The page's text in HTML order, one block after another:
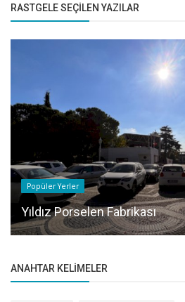
RASTGELE SEÇILEN YAZILAR
Popüler Yerler
Yıldız Porselen Fabrikası
ANAHTAR KELIMELER